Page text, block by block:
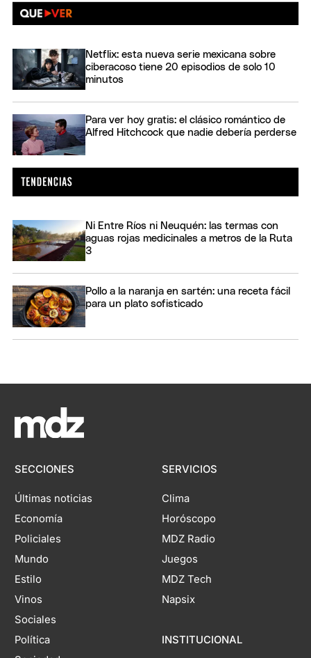
Netflix: esta nueva serie mexicana sobre
ciberacoso tiene 20 episodios de solo 10
minutos
Para ver hoy gratis: el clásico romántico de
Alfred Hitchcock que nadie debería perderse
Ni Entre Ríos ni Neuquén: las termas con
aguas rojas medicinales a metros de la Ruta
3
Pollo a la naranja en sartén: una receta fácil
para un plato sofisticado
SECCIONES
Últimas noticias
Economía
Policiales
Mundo
Estilo
Vinos
Sociales
Política
SERVICIOS
Clima
Horóscopo
MDZ Radio
Juegos
MDZ Tech
Napsix
INSTITUCIONAL